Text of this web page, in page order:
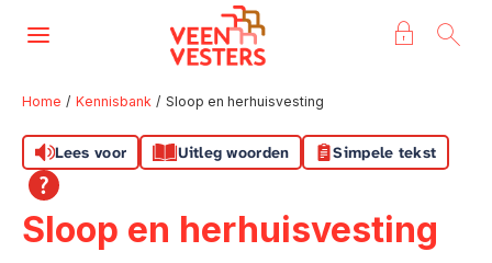
Naar hoofdinhoud
Naar hoofdnavigatiemenu
Naar zoeken
Naar de homepage
Ga naar Hoofd
Home Kennisbank Sloop en herhuisvesting
Lees voor Uitleg woorden Simpele tekst
Sloop en herhuisvesting